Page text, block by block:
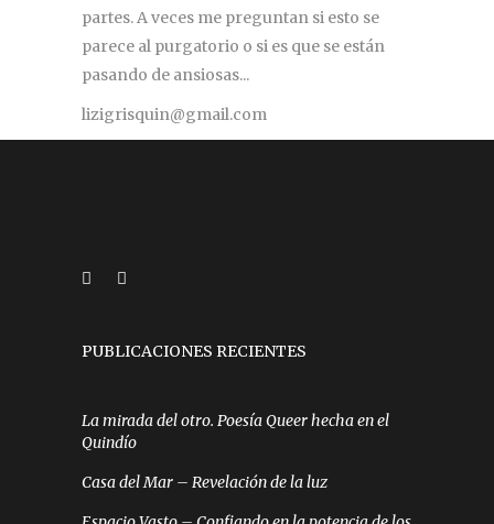
partes. A veces me preguntan si esto se
parece al purgatorio o si es que se están
pasando de ansiosas...
lizigrisquin@gmail.com
PUBLICACIONES RECIENTES
La mirada del otro. Poesía Queer hecha en el
Quindío
Casa del Mar – Revelación de la luz